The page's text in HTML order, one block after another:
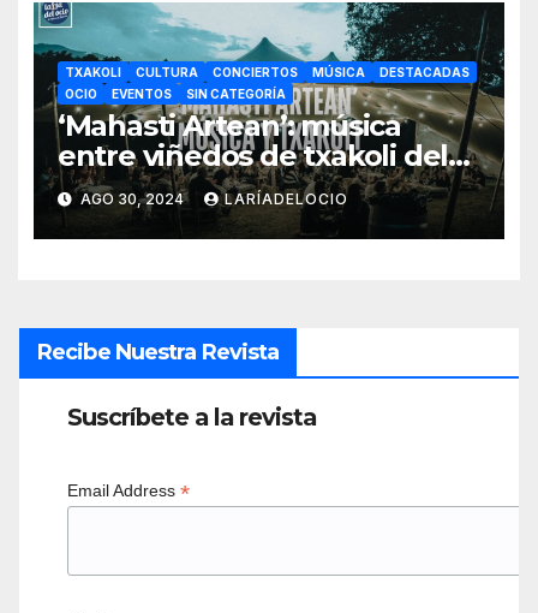
TXAKOLI CULTURA CONCIERTOS MÚSICA
DESTACADAS
OCIO
EVENTOS SIN CATEGORÍA
‘Mahasti Artean’: música
entre viñedos de txakoli del
13 al 15 septiembre en
Gorbeialdea
AGO 30, 2024 LARÍADELOCIO
Recibe Nuestra Revista
Suscríbete a la revista
Email Address *